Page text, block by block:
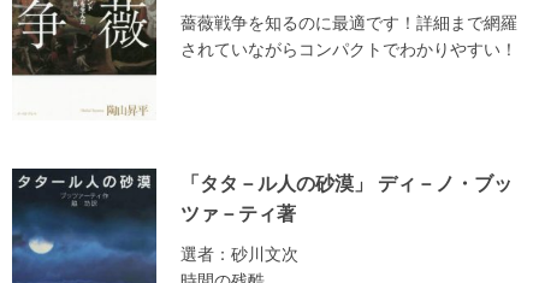
薔薇戦争を知るのに最適です！詳細まで網羅
されていながらコンパクトでわかりやすい！
「タタ－ル人の砂漠」 ディ－ノ・ブッ
ツァ－ティ著
選者：砂川文次